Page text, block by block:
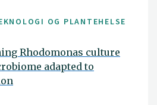
OG PLANTEHELSE
Rhodomonas culture
adapted to